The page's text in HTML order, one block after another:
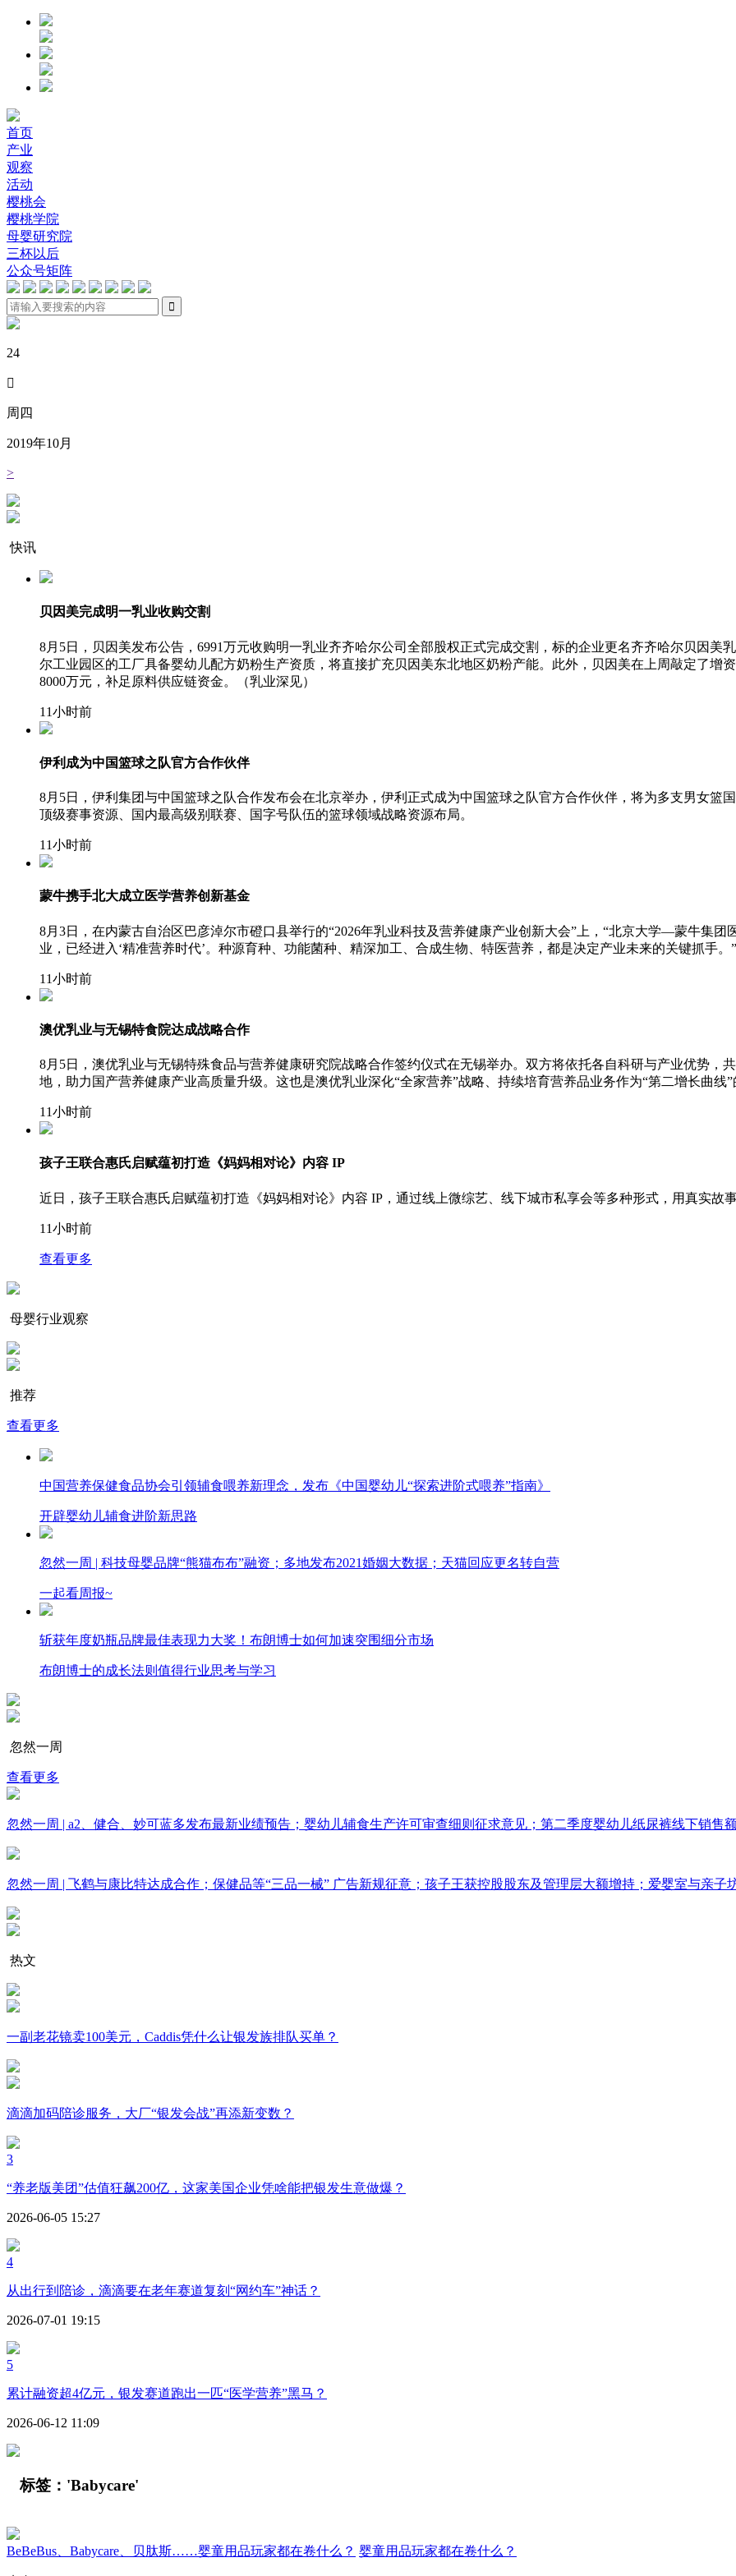
首页
产业
观察
活动
樱桃会
樱桃学院
母婴研究院
三杯以后
公众号矩阵

24

周四
2019年10月
>
快讯
贝因美完成明一乳业收购交割
8月5日，贝因美发布公告，6991万元收购明一乳业齐齐哈尔公司全部股权正式完成交割，标的企业更名齐齐哈尔贝因美
尔工业园区的工厂具备婴幼儿配方奶粉生产资质，将直接扩充贝因美东北地区奶粉产能。此外，贝因美在上周敲定了增
8000万元，补足原料供应链资金。（乳业深见）
11小时前
伊利成为中国篮球之队官方合作伙伴
8月5日，伊利集团与中国篮球之队合作发布会在北京举办，伊利正式成为中国篮球之队官方合作伙伴，将为多支男女篮
顶级赛事资源、国内最高级别联赛、国字号队伍的篮球领域战略资源布局。
11小时前
蒙牛携手北大成立医学营养创新基金
8月3日，在内蒙古自治区巴彦淖尔市磴口县举行的“2026年乳业科技及营养健康产业创新大会”上，“北京大学—蒙牛集
业，已经进入‘精准营养时代’。种源育种、功能菌种、精深加工、合成生物、特医营养，都是决定产业未来的关键抓手。”
11小时前
澳优乳业与无锡特食院达成战略合作
8月5日，澳优乳业与无锡特殊食品与营养健康研究院战略合作签约仪式在无锡举办。双方将依托各自科研与产业优势，
地，助力国产营养健康产业高质量升级。这也是澳优乳业深化“全家营养”战略、持续培育营养品业务作为“第二增长曲线”
11小时前
孩子王联合惠氏启赋蕴初打造《妈妈相对论》内容 IP
近日，孩子王联合惠氏启赋蕴初打造《妈妈相对论》内容 IP，通过线上微综艺、线下城市私享会等多种形式，用真实故
11小时前
查看更多
母婴行业观察
推荐
查看更多
中国营养保健食品协会引领辅食喂养新理念，发布《中国婴幼儿“探索进阶式喂养”指南》
开辟婴幼儿辅食进阶新思路
忽然一周 |​​ 科技母婴品牌“熊猫布布”融资；​多地发布2021婚姻大数据；天猫回应更名转自营
一起看周报~
斩获年度奶瓶品牌最佳表现力大奖！布朗博士如何加速突围细分市场
布朗博士的成长法则值得行业思考与学习
忽然一周
查看更多
忽然一周 | a2、健合、妙可蓝多发布最新业绩预告；婴幼儿辅食生产许可审查细则征求意见；第二季度婴幼儿纸尿裤线下销售
忽然一周 | 飞鹤与康比特达成合作；保健品等“三品一械” 广告新规征意；孩子王获控股股东及管理层大额增持；爱婴室与亲子
热文
一副老花镜卖100美元，Caddis凭什么让银发族排队买单？
滴滴加码陪诊服务，大厂“银发会战”再添新变数？
3
“养老版美团”估值狂飙200亿，这家美国企业凭啥能把银发生意做爆？
2026-06-05 15:27
4
从出行到陪诊，滴滴要在老年赛道复刻“网约车”神话？
2026-07-01 19:15
5
累计融资超4亿元，银发赛道跑出一匹“医学营养”黑马？
2026-06-12 11:09
标签： 'Babycare'
BeBeBus、Babycare、贝肽斯……婴童用品玩家都在卷什么？ 婴童用品玩家都在卷什么？